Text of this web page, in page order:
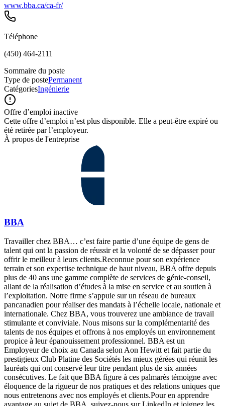
www.bba.ca/ca-fr/
Téléphone
(450) 464-2111
Sommaire du poste
Type de postePermanent
CatégoriesIngénierie
Offre d’emploi inactive
Cette offre d’emploi n’est plus disponible. Elle a peut-être expiré ou
été retirée par l’employeur.
À propos de l'entreprise
BBA
Travailler chez BBA… c’est faire partie d’une équipe de gens de
talent qui ont la passion de réussir et la volonté de se dépasser pour
offrir le meilleur à leurs clients.Reconnue pour son expérience
terrain et son expertise technique de haut niveau, BBA offre depuis
plus de 40 ans une gamme complète de services de génie-conseil,
allant de la réalisation d’études à la mise en service et au soutien à
l’exploitation. Notre firme s’appuie sur un réseau de bureaux
pancanadien pour réaliser des mandats à l’échelle locale, nationale et
internationale. Chez BBA, vous trouverez une ambiance de travail
stimulante et conviviale. Nous misons sur la complémentarité des
talents de nos équipes et offrons à nos employés un environnement
propice à leur épanouissement professionnel. BBA est un
Employeur de choix au Canada selon Aon Hewitt et fait partie du
prestigieux Club Platine des Sociétés les mieux gérées qui réunit les
lauréats qui ont conservé leur titre pendant plus de six années
consécutives. Le fait que BBA figure à ces palmarès témoigne avec
éloquence de la rigueur de nos pratiques et des relations uniques que
nous entretenons avec nos employés et clients.Pour en apprendre